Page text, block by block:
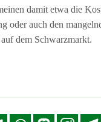
damit etwa die
oder auch den
dem Schwarzmarkt.